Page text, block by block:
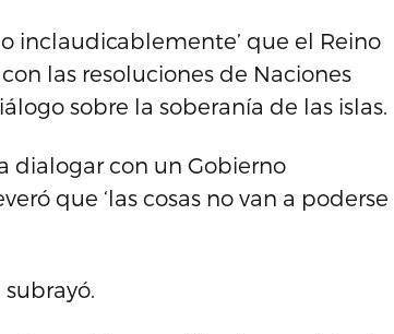
inclaudicablemente’ que el Reino
las resoluciones de Naciones
sobre la soberanía de las islas.
dialogar con un Gobierno
que ‘las cosas no van a poderse